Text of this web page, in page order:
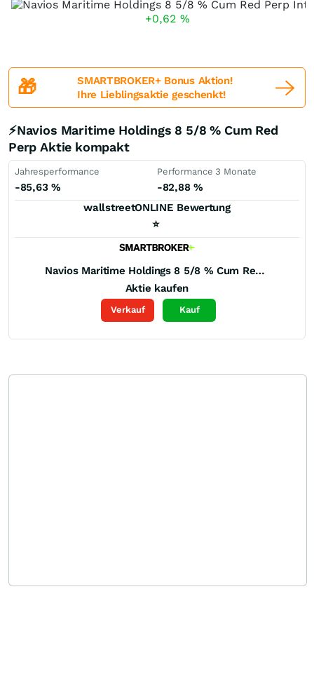
+0,62 %
🎁
SMARTBROKER+ Bonus Aktion!
Ihre Lieblingsaktie geschenkt!
⚡Navios Maritime Holdings 8 5/8 % Cum Red
Perp Aktie kompakt
Jahresperformance
-85,63 %
Performance 3 Monate
-82,88 %
wallstreetONLINE Bewertung
⭐
Navios Maritime Holdings 8 5/8 % Cum Red Perp
Aktie kaufen
Verkauf Kauf